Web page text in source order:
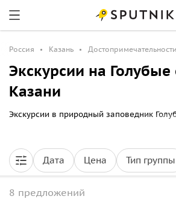
Россия Казань Достопримечательности
Экскурсии на Голубые
Казани
Экскурсии в природный заповедник
Дата Цена Тип группы
8 предложений